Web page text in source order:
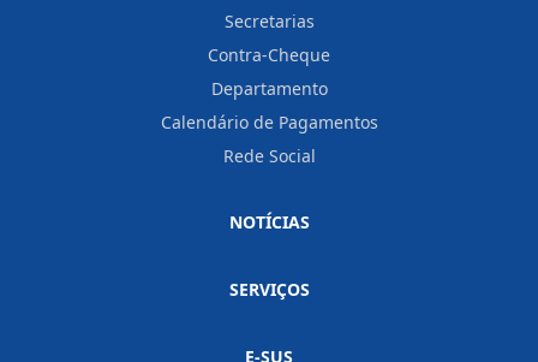
Secretarias
Contra-Cheque
Departamento
Calendário de Pagamentos
Rede Social
NOTÍCIAS
SERVIÇOS
E-SUS